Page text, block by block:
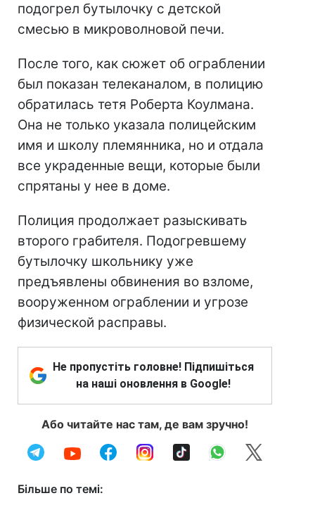
подогрел бутылочку с детской
смесью в микроволновой печи.
После того, как сюжет об ограблении
был показан телеканалом, в полицию
обратилась тетя Роберта Коулмана.
Она не только указала полицейским
имя и школу племянника, но и отдала
все украденные вещи, которые были
спрятаны у нее в доме.
Полиция продолжает разыскивать
второго грабителя. Подогревшему
бутылочку школьнику уже
предъявлены обвинения во взломе,
вооруженном ограблении и угрозе
физической расправы.
Не пропустіть головне! Підпишіться
на наші оновлення в Google!
Або читайте нас там, де вам зручно!
Більше по темі: